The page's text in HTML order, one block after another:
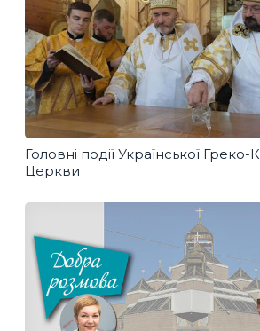
Головні події Української Греко-
Церкви